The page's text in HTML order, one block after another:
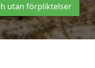
utan förpliktelser